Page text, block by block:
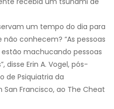
um tempo do dia para
conhecem? “As pessoas
machucando pessoas
disse Erin A. Vogel, pós-
de Psiquiatria da
Francisco, ao The Cheat